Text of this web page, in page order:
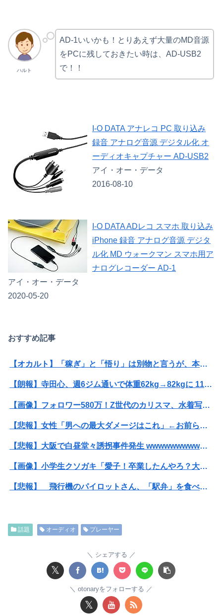
ハルト
AD-1いいかも！とりあえず大量のMD音源
をPCに残しておきたい時は、AD-USB2
で！！
I-O DATA アナレコ PC 取り込み
録音 アナログ音源 デジタル化 オ
ーディオキャプチャー AD-USB2
アイ・オー・データ
2016-08-10
I-O DATA ADレコ スマホ 取り込み
iPhone 録音 アナログ音源 デジタ
ル化 MD ウォークマン スマホ用ア
ナログレコーダー AD-1
アイ・オー・データ
2020-05-20
おすすめ記事
【オカルト】「稼ぎ」と「悟り」は別物と言うが、本当にそうなのか？お金じゃ埋まらない欲の正体。
【朗報】寺田心、週6ジム通いで体重62kg→82kgに 110kgのベンチプレス持ち上げる姿披露（画像あり）
【画像】フォロワー580万！Z世代のカリスマ、水着写真集の発売決定wwwwwさくら、沖縄を舞台にカワイイが爆発！！！
【悲報】女性「男への最大ダメージはこれ」←お前ら耐えられる？
【悲報】大阪で白昼堂々誘拐事件発生 wwwwwwwwwwwwwwwwwwwwwwwwwwwwwwwwwwww
【画像】小学生クソガキ「愛子！卒業したんやろ？大学 ニュースで見たわ」→結果wwwwwwww
【悲報】 飛行機のパイロットさん、「駅弁」を食べていることがバレる……
【速報】ひろゆき、離婚wwwwww
話題 オーディオ プレーヤー
シェアする
𝕏
otonaryをフォローする
𝕏